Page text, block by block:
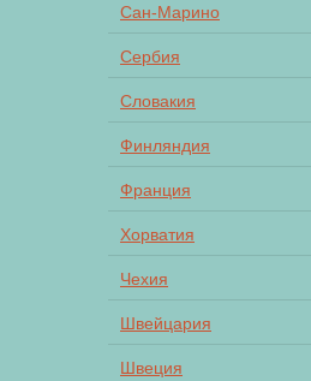
Сан-Марино
Сербия
Словакия
Финляндия
Франция
Хорватия
Чехия
Швейцария
Швеция